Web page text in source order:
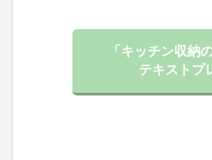
「キッチン収納
テキストプ